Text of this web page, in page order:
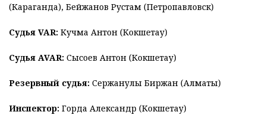
(Караганда), Бейжанов Рустам (Петропавловск)
Судья VAR: Кучма Антон (Кокшетау)
Судья AVAR: Сысоев Антон (Кокшетау)
Резервный судья: Сержанулы Биржан (Алматы)
Инспектор: Горда Александр (Кокшетау)